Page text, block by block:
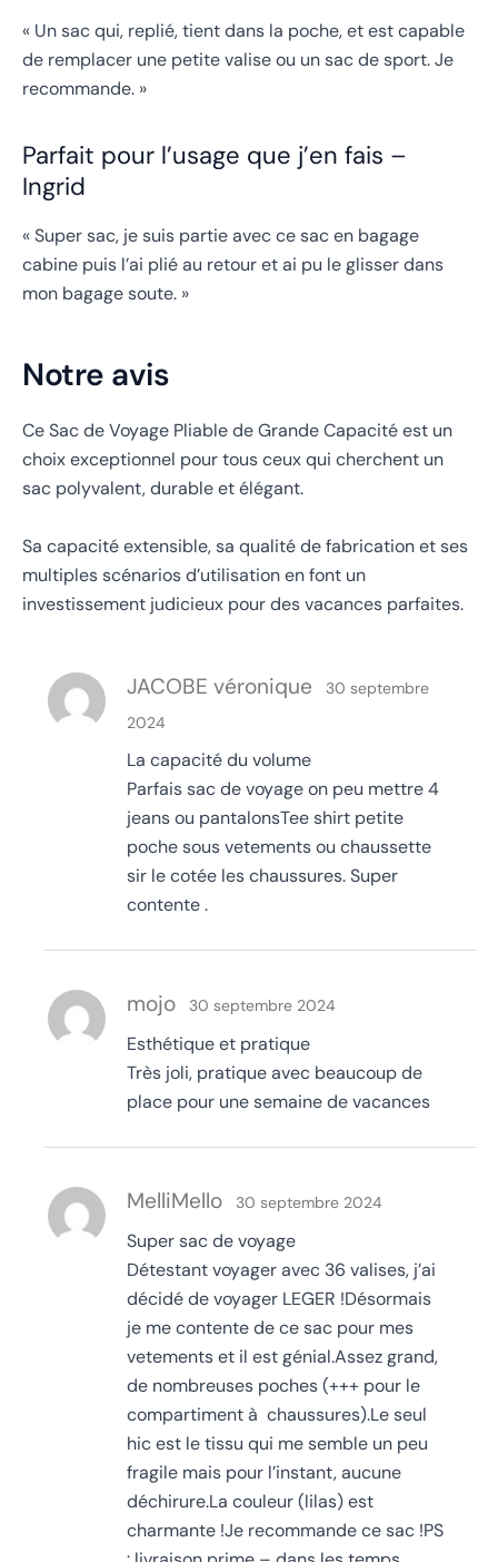
« Un sac qui, replié, tient dans la poche, et est capable
de remplacer une petite valise ou un sac de sport. Je
recommande. »
Parfait pour l’usage que j’en fais –
Ingrid
« Super sac, je suis partie avec ce sac en bagage
cabine puis l’ai plié au retour et ai pu le glisser dans
mon bagage soute. »
Notre avis
Ce Sac de Voyage Pliable de Grande Capacité est un
choix exceptionnel pour tous ceux qui cherchent un
sac polyvalent, durable et élégant.
Sa capacité extensible, sa qualité de fabrication et ses
multiples scénarios d’utilisation en font un
investissement judicieux pour des vacances parfaites.
JACOBE véronique
30 septembre
2024
La capacité du volume
Parfais sac de voyage on peu mettre 4
jeans ou pantalonsTee shirt petite
poche sous vetements ou chaussette
sir le cotée les chaussures. Super
contente .
mojo 30 septembre 2024
Esthétique et pratique
Très joli, pratique avec beaucoup de
place pour une semaine de vacances
MelliMello 30 septembre 2024
Super sac de voyage
Détestant voyager avec 36 valises, j’ai
décidé de voyager LEGER !Désormais
je me contente de ce sac pour mes
vetements et il est génial.Assez grand,
de nombreuses poches (+++ pour le
compartiment à chaussures).Le seul
hic est le tissu qui me semble un peu
fragile mais pour l’instant, aucune
déchirure.La couleur (lilas) est
charmante !Je recommande ce sac !PS